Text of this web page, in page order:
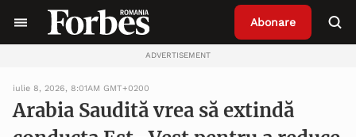
Abonare
ADVERTISEMENT
iulie 8, 2026, 8:01AM GMT+0200
Arabia Saudită vrea să extindă